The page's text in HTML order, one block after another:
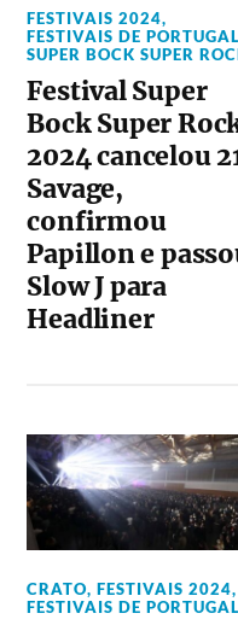
FESTIVAIS 2024,
FESTIVAIS DE
SUPER BOCK SUPER
Festival Super
Bock Super
2024 cancelou
Savage,
confirmou
Papillon e
Slow J para
Headliner
CRATO,FESTIVAIS 2024,
FESTIVAIS DE PORTUGAL